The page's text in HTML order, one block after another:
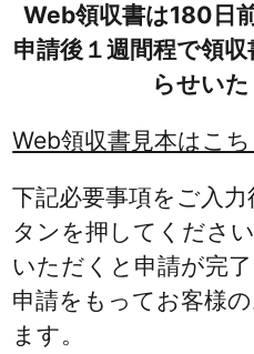
Web領収書は180日
申請後１週間程で領
らせいた
Web領収書見本はこち
下記必要事項をご入
タンを押してくださ
いただくと申請が完了
申請をもってお客様
ます。